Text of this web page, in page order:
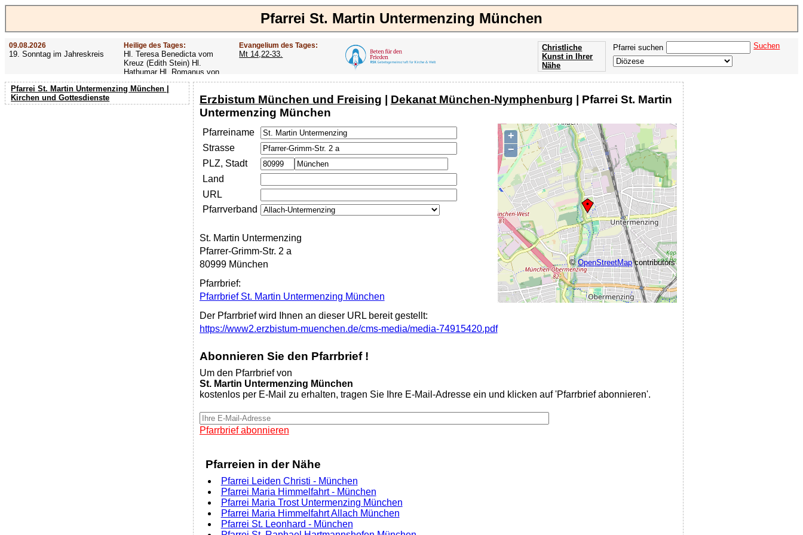
Pfarrei St. Martin Untermenzing München
09.08.2026
19. Sonntag im Jahreskreis
Heilige des Tages:
Hl. Teresa Benedicta vom
Kreuz (Edith Stein) Hl.
Hathumar Hl. Romanus von
Rom Hl. Altmann
Evangelium des Tages:
Mt 14,22-33.
Pfarrei suchen Suchen
Christliche
Kunst in Ihrer
Nähe
Pfarrei St. Martin Untermenzing München |
Kirchen und Gottesdienste
Erzbistum München und Freising | Dekanat München-Nymphenburg | Pfarrei St. Martin
Untermenzing München
+
−
©OpenStreetMapcontributors
Pfarreiname
Strasse
PLZ, Stadt
Land
URL
Pfarrverband
St. Martin Untermenzing
Pfarrer-Grimm-Str. 2 a
80999 München
Pfarrbrief:
Pfarrbrief St. Martin Untermenzing München
Der Pfarrbrief wird Ihnen an dieser URL bereit gestellt:
https://www2.erzbistum-muenchen.de/cms-media/media-74915420.pdf
Abonnieren Sie den Pfarrbrief !
Um den Pfarrbrief von
St. Martin Untermenzing München
kostenlos per E-Mail zu erhalten, tragen Sie Ihre E-Mail-Adresse ein und klicken auf 'Pfarrbrief abonnieren'.
Pfarrbrief abonnieren
Pfarreien in der Nähe
Pfarrei Leiden Christi - München
Pfarrei Maria Himmelfahrt - München
Pfarrei Maria Trost Untermenzing München
Pfarrei Maria Himmelfahrt Allach München
Pfarrei St. Leonhard - München